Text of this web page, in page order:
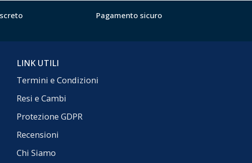
Pagamento sicuro
LINK UTILI
Termini e Condizioni
Resi e Cambi
Protezione GDPR
Recensioni
Chi Siamo